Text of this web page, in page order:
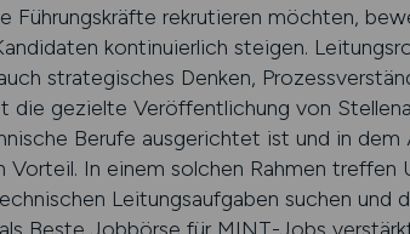
Führungskräfte rekrutieren möchten,
kontinuierlich steigen.
strategisches Denken,
die gezielte Veröffentlichung von
Berufe ausgerichtet ist und in
Vorteil. In einem solchen Rahmen treffen
Leitungsaufgaben suchen und